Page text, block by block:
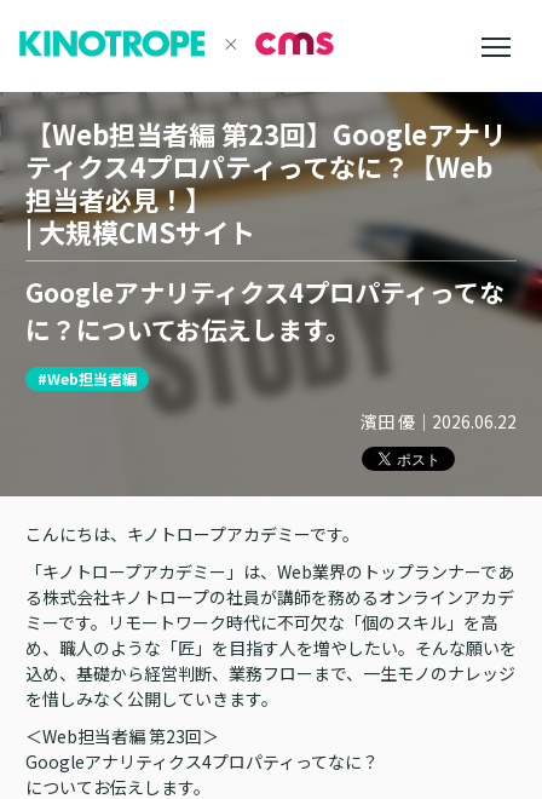
【Web担当者編 第23回】Googleアナリ
ティクス4プロパティってなに？【Web
担当者必見！】
| 大規模CMSサイト
Googleアナリティクス4プロパティってな
に？についてお伝えします。
#Web担当者編
濱田 優 ｜ 2026.06.22
こんにちは、キノトロープアカデミーです。
「キノトロープアカデミー」は、Web業界のトップランナーであ
る株式会社キノトロープの社員が講師を務めるオンラインアカデ
ミーです。リモートワーク時代に不可欠な「個のスキル」を高
め、職人のような「匠」を目指す人を増やしたい。そんな願いを
込め、基礎から経営判断、業務フローまで、一生モノのナレッジ
を惜しみなく公開していきます。
＜Web担当者編 第23回＞
Googleアナリティクス4プロパティってなに？
についてお伝えします。